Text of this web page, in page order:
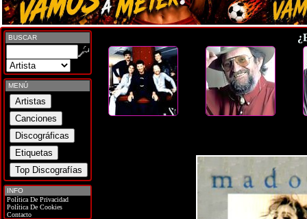
BUSCAR
MENÚ
INFO
Política De Privacidad
Política De Cookies
Contacto